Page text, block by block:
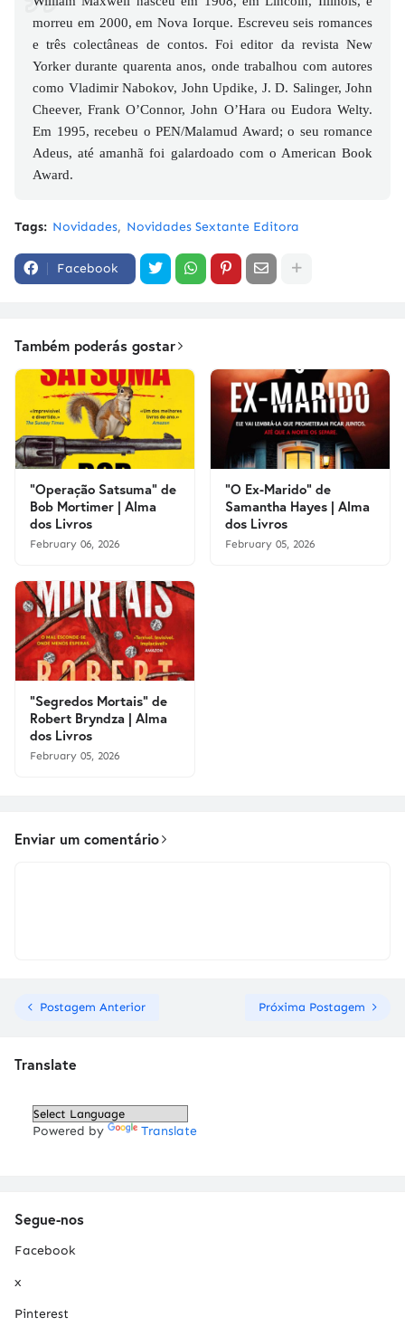
morreu em 2000, em Nova Iorque. Escreveu seis romances
e três colectâneas de contos. Foi editor da revista New
Yorker durante quarenta anos, onde trabalhou com autores
como Vladimir Nabokov, John Updike, J. D. Salinger, John
Cheever, Frank O’Connor, John O’Hara ou Eudora Welty.
Em 1995, recebeu o PEN/Malamud Award; o seu romance
Adeus, até amanhã foi galardoado com o American Book
Award.
Tags: Novidades Novidades Sextante Editora
Facebook
Também poderás gostar
"Operação Satsuma" de
Bob Mortimer | Alma
dos Livros
February 06, 2026
"O Ex-Marido" de
Samantha Hayes | Alma
dos Livros
February 05, 2026
"Segredos Mortais" de
Robert Bryndza | Alma
dos Livros
February 05, 2026
Enviar um comentário
Postagem Anterior Próxima Postagem
Translate
Powered by Translate
Segue-nos
Facebook
x
Pinterest